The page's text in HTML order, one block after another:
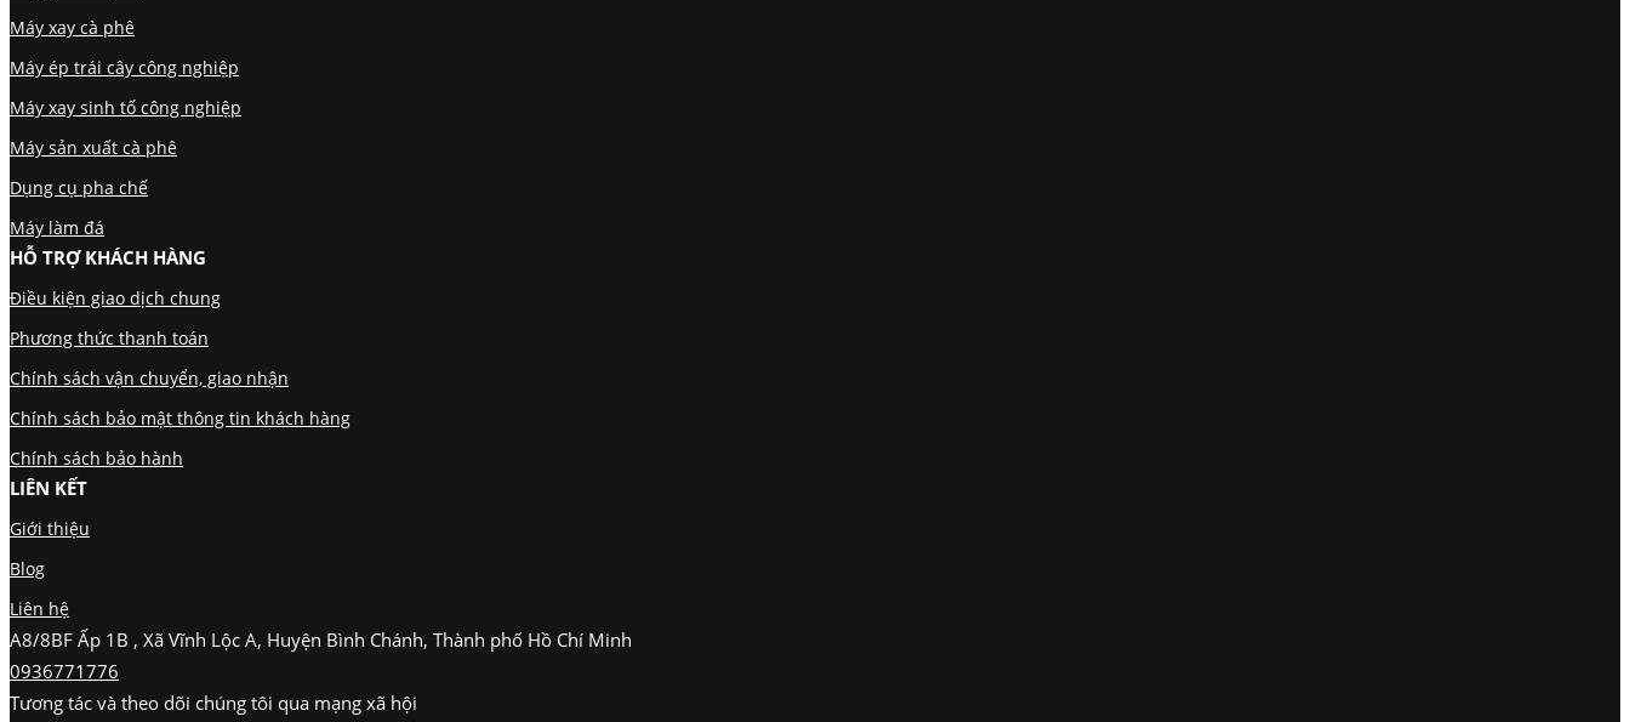
Máy xay cà phê
Máy ép trái cây công nghiệp
Máy xay sinh tố công nghiệp
Máy sản xuất cà phê
Dụng cụ pha chế
Máy làm đá
HỖ TRỢ KHÁCH HÀNG
Điều kiện giao dịch chung
Phương thức thanh toán
Chính sách vận chuyển, giao nhận
Chính sách bảo mật thông tin khách hàng
Chính sách bảo hành
LIÊN KẾT
Giới thiệu
Blog
Liên hệ
A8/8BF Ấp 1B , Xã Vĩnh Lộc A, Huyện Bình Chánh, Thành phố Hồ Chí Minh
0936771776
Tương tác và theo dõi chúng tôi qua mạng xã hội